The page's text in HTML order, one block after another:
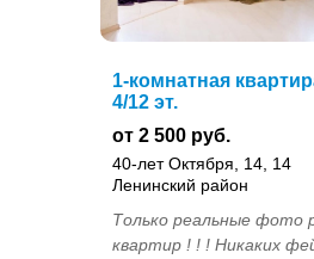
1-комнатная
4/12 эт.
от 2 500 руб.
40-лет Октября, 14, 14
Ленинский район
Только реальные фото
квартир ! ! ! Никаких